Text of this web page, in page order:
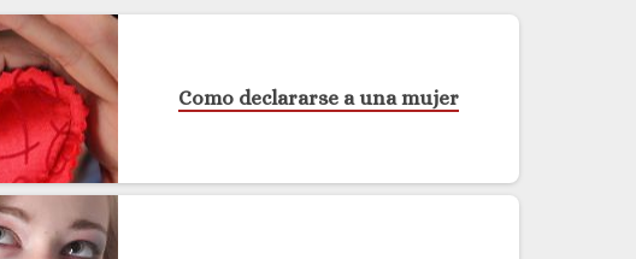
Como declararse a una mujer